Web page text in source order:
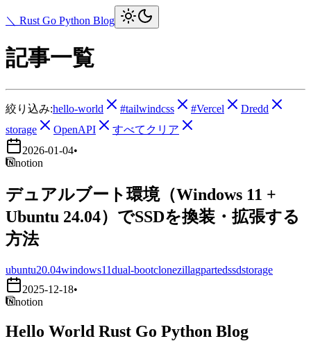
＼ Rust Go Python Blog
記事一覧
絞り込み:hello-world #tailwindcss #Vercel
Dredd
storage
OpenAPI
すべてクリア
2026-01-04•
notion
デュアルブート環境（Windows 11 +
Ubuntu 24.04）でSSDを換装・拡張する
方法
ubuntu20.04windows11dual-bootclonezillagpartedssdstorage
2025-12-18•
notion
Hello World Rust Go Python Blog